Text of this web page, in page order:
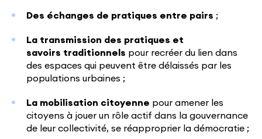
Des échanges de pratiques entre pairs ;
La transmission des pratiques et
savoirs traditionnels pour recréer du lien dans
des espaces qui peuvent être délaissés par les
populations urbaines ;
La mobilisation citoyenne pour amener les
citoyens à jouer un rôle actif dans la gouvernance
de leur collectivité, se réapproprier la démocratie ;